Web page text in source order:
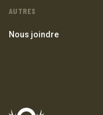
AUTRES
Nous joindre